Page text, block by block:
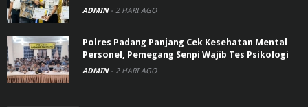
ADMIN - 2 HARI AGO
Polres Padang Panjang Cek Kesehatan Mental
Personel, Pemegang Senpi Wajib Tes Psikologi
ADMIN - 2 HARI AGO